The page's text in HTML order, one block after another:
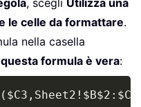
, scegli Utilizza una
le celle da formattare.
nella casella
formula è vera:
Copy